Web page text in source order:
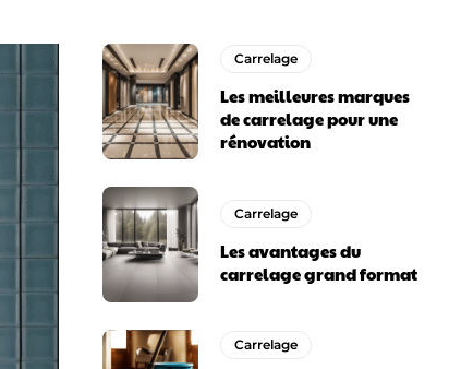
Carrelage
Les meilleures marques
de carrelage pour une
rénovation
Carrelage
Les avantages du
carrelage grand format
Carrelage